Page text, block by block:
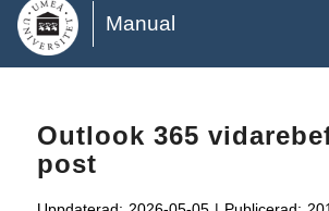
Manual
Outlook 365
post